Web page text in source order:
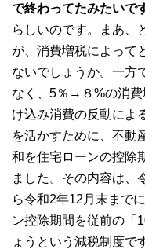
で終わってたみたいで
らしいのです。まあ、
が、消費増税によって
ないでしょうか。一方
なく、5％→８%の消費
け込み消費の反動によ
を活かすために、不動
和を住宅ローンの控除
ました。その内容は、
ら令和2年12月末まで
ン控除期間を従前の「
ょうという減税制度で